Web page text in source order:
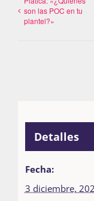
son las POC en tu
plantel?»
Detalles
Fecha:
3 diciembre,